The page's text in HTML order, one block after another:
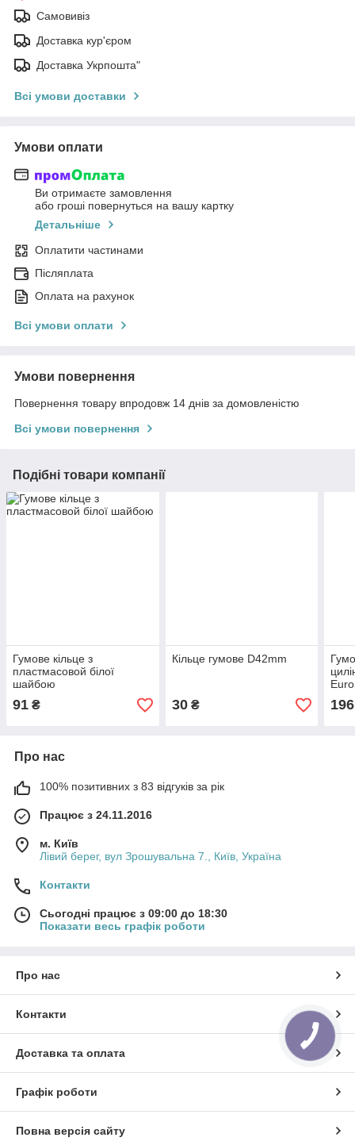
Самовивіз
Доставка кур'єром
Доставка Укрпошта"
Всі умови доставки
Умови оплати
Ви отримаєте замовлення
або гроші повернуться на вашу картку
Детальніше
Оплатити частинами
Післяплата
Оплата на рахунок
Всі умови оплати
Умови повернення
Повернення товару впродовж 14 днів за домовленістю
Всі умови повернення
Подібні товари компанії
Гумове кільце з
пластмасовой білої
шайбою
91 ₴
Кільце гумове D42mm
30₴ 196
Про нас
100% позитивних з 83 відгуків за рік
Працює з 24.11.2016
м. Київ
Лівий берег, вул Зрошувальна 7., Київ, Україна
Контакти
Сьогодні працює з 09:00 до 18:30
Показати весь графік роботи
Про нас
Контакти
Доставка та оплата
Графік роботи
Повна версія сайту